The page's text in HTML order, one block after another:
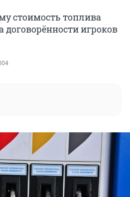
стоимость топлива
договорённости игроков